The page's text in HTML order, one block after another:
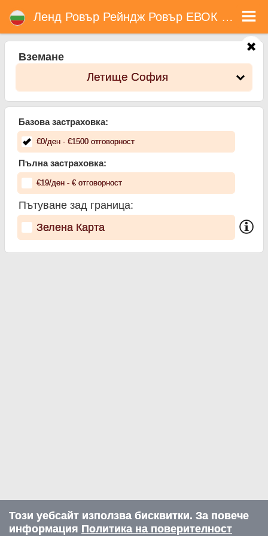
Летище София. Пълно Автокаско застраховка (без депозит), неограничен пробег, безплатни детски седалки, безплатни
допълнителни шофьори, гарантирани ниски цени за наем на коли.
Ленд Ровър Рейндж Ровър ЕВОК 2.2
Вземане
Летище София
Базова застраховка:
€0/ден- €1500отговорност
Пълна застраховка:
€19/ден- €отговорност
Пътуване зад граница:
Зелена Карта
Този уебсайт използва бисквитки. За повече
информация Политика на поверителност